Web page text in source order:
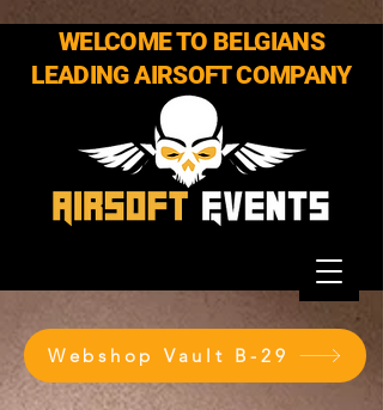
WELCOME TO BELGIANS
LEADING AIRSOFT COMPANY
Webshop Vault B-29